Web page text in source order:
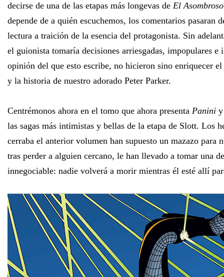
decirse de una de las etapas más longevas de El
depende de a quién escuchemos, los comentarios pasaran
lectura a traición de la esencia del protagonista. Sin
el guionista tomaría decisiones arriesgadas, impopulares e
opinión del que esto escribe, no hicieron sino enriquecer
y la historia de nuestro adorado Peter Parker.
Centrémonos ahora en el tomo que ahora presenta Panini
las sagas más intimistas y bellas de la etapa de Slott. Los
cerraba el anterior volumen han supuesto un mazazo para
tras perder a alguien cercano, le han llevado a tomar una
innegociable: nadie volverá a morir mientras él esté allí